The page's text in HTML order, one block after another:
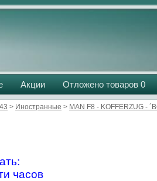
Акции Отложено товаров 0
> Иностранные > MAN F8 - KOFFERZUG -
часов